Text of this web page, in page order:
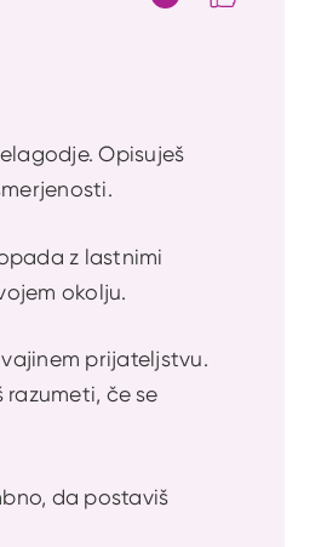
Opisuješ
z lastnimi
okolju.
prijateljstvu.
če se
da postaviš